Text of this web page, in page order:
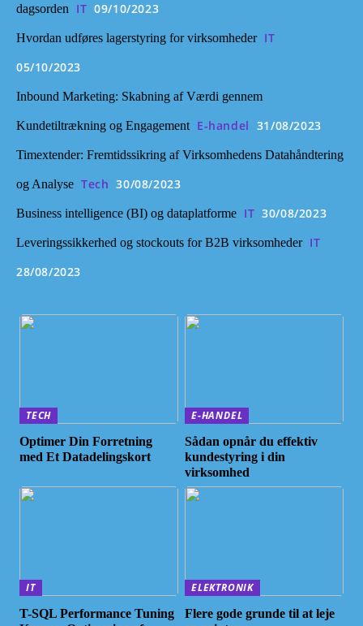
dagsorden IT 09/10/2023
Hvordan udføres lagerstyring for virksomheder IT
05/10/2023
Inbound Marketing: Skabning af Værdi gennem
Kundetiltrækning og Engagement E-handel 31/08/2023
Timextender: Fremtidssikring af Virksomhedens Datahåndtering
og Analyse Tech 30/08/2023
Business intelligence (BI) og dataplatforme IT 30/08/2023
Leveringssikkerhed og stockouts for B2B virksomheder IT
28/08/2023
TECH
Optimer Din Forretning
med Et Datadelingskort
E-HANDEL
Sådan opnår du effektiv
kundestyring i din
virksomhed
IT
T-SQL Performance Tuning
ELEKTRONIK
Flere gode grunde til at leje